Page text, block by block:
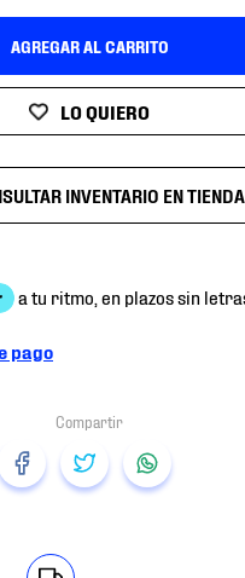
AGREGAR AL CARRITO
INVENTARIO EN TIENDA
pago